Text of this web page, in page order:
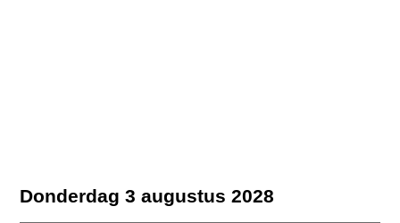
Donderdag 3 augustus 2028